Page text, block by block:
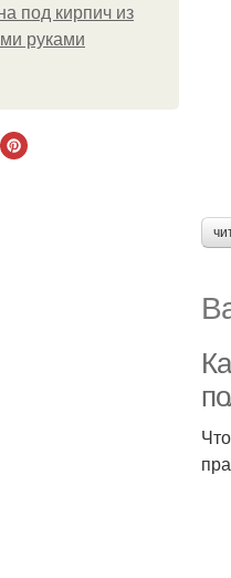
под кирпич из
руками